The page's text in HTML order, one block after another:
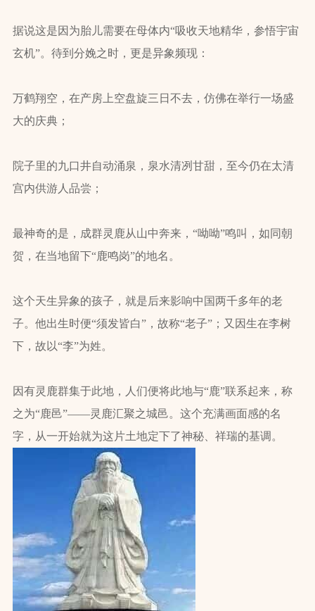
据说这是因为胎儿需要在母体内“吸收天地精华，参悟宇宙
玄机”。待到分娩之时，更是异象频现：
万鹤翔空，在产房上空盘旋三日不去，仿佛在举行一场盛
大的庆典；
院子里的九口井自动涌泉，泉水清冽甘甜，至今仍在太清
宫内供游人品尝；
最神奇的是，成群灵鹿从山中奔来，“呦呦”鸣叫，如同朝
贺，在当地留下“鹿鸣岗”的地名。
这个天生异象的孩子，就是后来影响中国两千多年的老
子。他出生时便“须发皆白”，故称“老子”；又因生在李树
下，故以“李”为姓。
因有灵鹿群集于此地，人们便将此地与“鹿”联系起来，称
之为“鹿邑”——灵鹿汇聚之城邑。这个充满画面感的名
字，从一开始就为这片土地定下了神秘、祥瑞的基调。